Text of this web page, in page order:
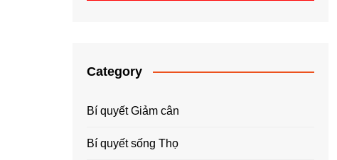
Category
Bí quyết Giảm cân
Bí quyết sống Thọ